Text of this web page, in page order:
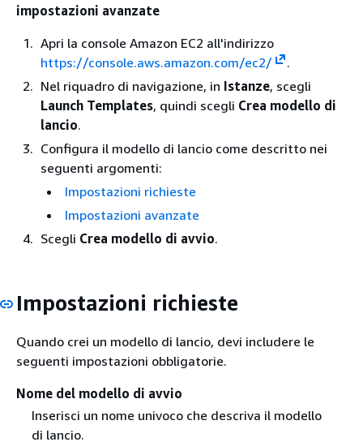
impostazioni avanzate
Apri la console Amazon EC2 all'indirizzo
https://console.aws.amazon.com/ec2/
.
Nel riquadro di navigazione, in Istanze, scegli
Launch Templates, quindi scegli Crea modello di
lancio.
Configura il modello di lancio come descritto nei
seguenti argomenti:
Impostazioni richieste
Impostazioni avanzate
Scegli Crea modello di avvio.
Impostazioni richieste
Quando crei un modello di lancio, devi includere le
seguenti impostazioni obbligatorie.
Nome del modello di avvio
Inserisci un nome univoco che descriva il modello
di lancio.